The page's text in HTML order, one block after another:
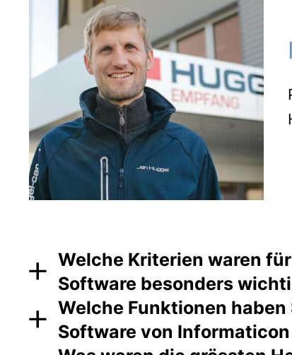
Welche Kriterien waren
Software besonders
Da wir bis dahin keine Branchen-
gesamten Auftragsbearbeitung
Welche Funktionen
Software von